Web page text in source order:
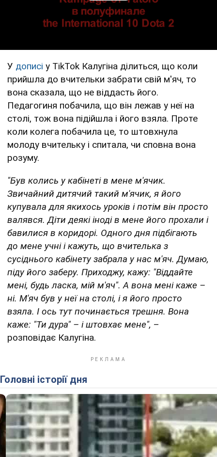
У дописі у TikTok Калугіна ділиться, що коли
прийшла до вчительки забрати свій м'яч, то
вона сказала, що не віддасть його.
Педагогиня побачила, що він лежав у неї на
столі, тож вона підійшла і його взяла. Проте
коли колега побачила це, то штовхнула
молоду вчительку і спитала, чи сповна вона
розуму.
"Був колись у кабінеті в мене м'ячик.
Звичайний дитячий такий м'ячик, я його
купувала для якихось уроків і потім він просто
валявся. Діти деякі іноді в мене його прохали і
бавилися в коридорі. Одного дня підбігають
до мене учні і кажуть, що вчителька з
сусіднього кабінету забрала у нас м'яч. Думаю,
піду його заберу. Приходжу, кажу: "Віддайте
мені, будь ласка, мій м'яч". А вона мені каже –
ні. М'яч був у неї на столі, і я його просто
взяла. І ось тут починається трешня. Вона
каже: "Ти дура" – і штовхає мене", –
розповідає Калугіна.
Головні історії дня